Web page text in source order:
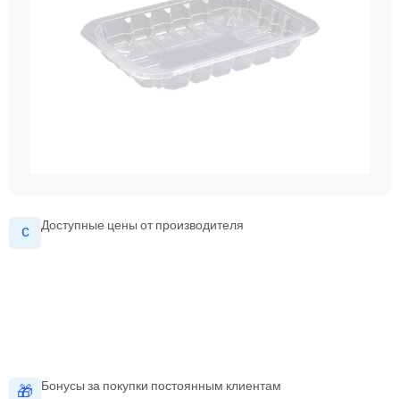
с Доступные цены от производителя
🎁 Бонусы за покупки постоянным клиентам